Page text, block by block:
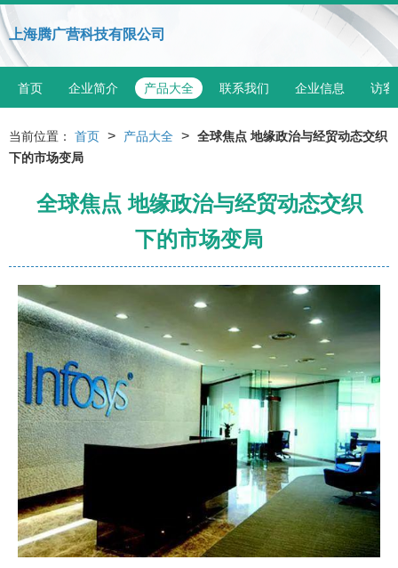
上海腾广营科技有限公司
首页 企业简介 产品大全 联系我们 企业信息 访客
当前位置： 首页 > 产品大全 > 全球焦点 地缘政治与经贸动态交织
下的市场变局
全球焦点 地缘政治与经贸动态交织
下的市场变局